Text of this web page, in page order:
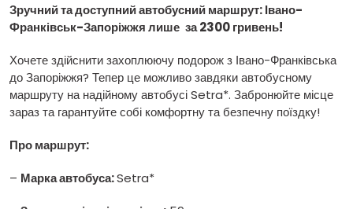
Зручний та доступний автобусний маршрут: Івано-
Франківськ-Запоріжжялише за 2300 гривень!
Хочете здійснити захоплюючу подорож з Івано-Франківська
до Запоріжжя? Тепер це можливо завдяки автобусному
маршруту на надійному автобусі Setra*. Забронюйте місце
зараз та гарантуйте собі комфортну та безпечну поїздку!
Про маршрут:
– Марка автобуса:Setra*